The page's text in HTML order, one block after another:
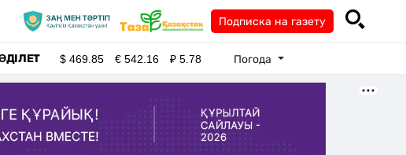
Подписка на газету
$469.85 €542.16 ₽5.78 Погода